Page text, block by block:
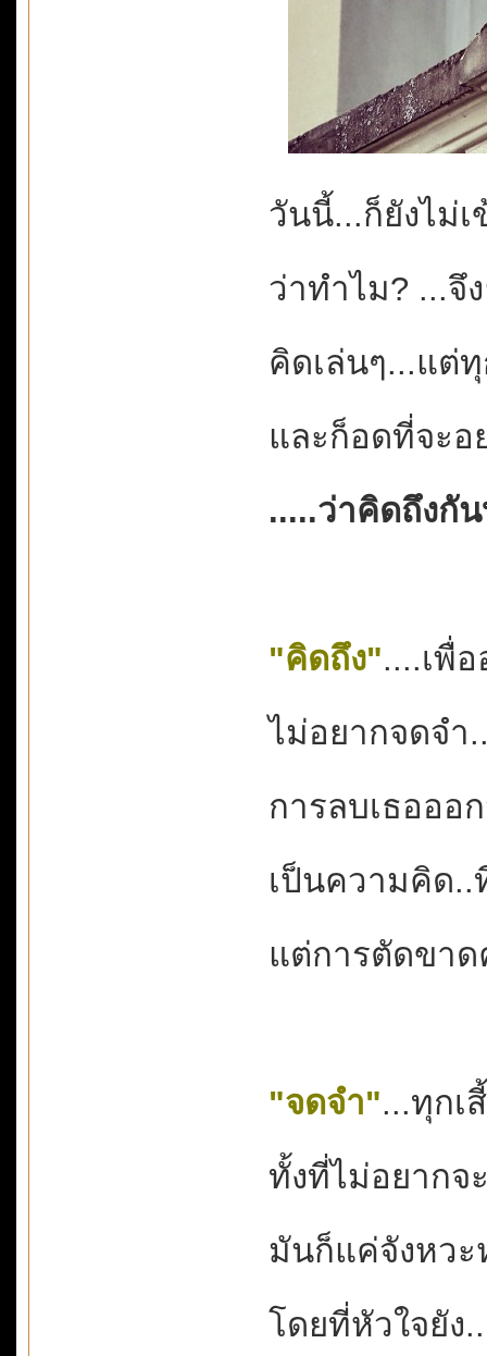
วันนี้...ก็ยังไม่เ
ว่าทำไม? ...จึ
คิดเล่นๆ...แต่
และก็อดที่จะอ
.....ว่าคิดถึงกั
"คิดถึง"....เพื่
ไม่อยากจดจำ
การลบเธอออ
เป็นความคิด
แต่การตัดขา
"จดจำ"...ทุกเ
ทั้งที่ไม่อยากจ
มันก็แค่จังหวะ
โดยที่หัวใจยัง